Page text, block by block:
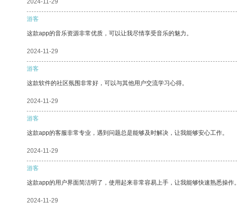
2024-11-29
游客
这款app的音乐资源非常优质，可以让我尽情享受音乐的魅力。
2024-11-29
游客
这款软件的社区氛围非常好，可以与其他用户交流学习心得。
2024-11-29
游客
这款app的客服非常专业，遇到问题总是能够及时解决，让我能够安心工作。
2024-11-29
游客
这款app的用户界面简洁明了，使用起来非常容易上手，让我能够快速熟悉操作。
2024-11-29